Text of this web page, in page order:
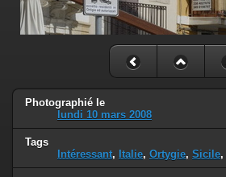
Photographié le
lundi 10 mars 2008
Tags
Intéressant, Italie, Ortygie, Sicile,